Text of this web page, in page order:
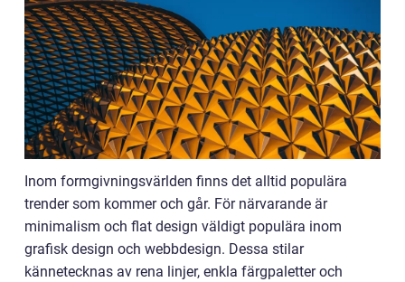
Inom formgivningsvärlden finns det alltid populära
trender som kommer och går. För närvarande är
minimalism och flat design väldigt populära inom
grafisk design och webbdesign. Dessa stilar
kännetecknas av rena linjer, enkla färgpaletter och